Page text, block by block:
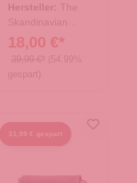
Hersteller: The
Skandinavian
Brand
18,00 €*
39,99 €* (54.99%
gespart)
31,99 € gespart